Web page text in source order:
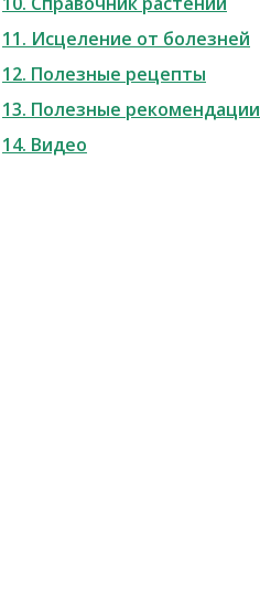
11. Исцеление от болезней
12. Полезные рецепты
13. Полезные рекомендации
14. Видео